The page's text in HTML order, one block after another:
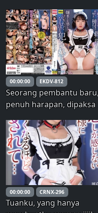
00:00:00 EKDV-812
Seorang pembantu
penuh harapan, dipaksa
pelatihan seksual yang
menyiksa dari pagi
malam. Ia dilecehkan
sedemikian rupa oleh
seorang pria yang hanya
membangkitkan
00:00:00 CRNX-296
Tuanku, yang hanya